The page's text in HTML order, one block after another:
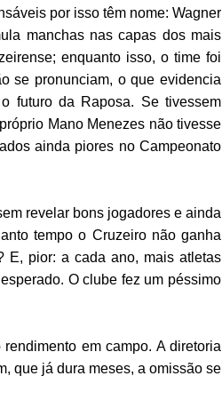
por isso têm nome: Wagner
manchas nas capas dos mais
enquanto isso, o time foi
se pronunciam, o que evidencia
futuro da Raposa. Se tivessem
Mano Menezes não tivesse
ainda piores no Campeonato
revelar bons jogadores e ainda
tempo o Cruzeiro não ganha
E, pior: a cada ano, mais atletas
O clube fez um péssimo
em campo. A diretoria
que já dura meses, a omissão se